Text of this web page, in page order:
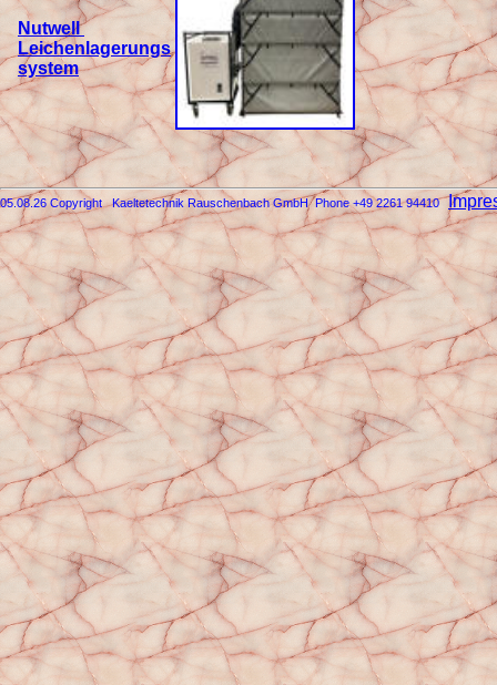
Nutwell
Leichenlagerungs
system
05.08.26 Copyright Kaeltetechnik Rauschenbach GmbHPhone +49 2261 94410